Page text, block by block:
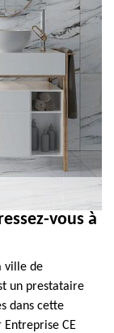
vous à
ville de
un prestataire
dans cette
Entreprise CE